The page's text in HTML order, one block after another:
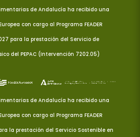
de Andalucía ha recibido una
con cargo al Programa FEADER
para la prestación del Servicio de
del PEPAC (Intervención 7202.05)
de Andalucía ha recibido una
con cargo al Programa FEADER
la prestación del Servicio Sostenible en